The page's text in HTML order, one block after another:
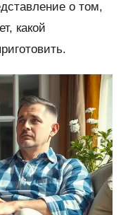
о том,
какой